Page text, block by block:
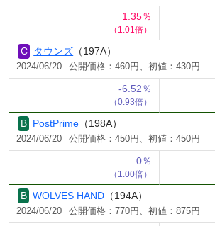
1.35％
（1.01倍）
タウンズ （197A）
2024/06/20 公開価格：460円、初値：430円
-6.52％
（0.93倍）
PostPrime （198A）
2024/06/20 公開価格：450円、初値：450円
0％
（1.00倍）
WOLVES HAND （194A）
2024/06/20 公開価格：770円、初値：875円